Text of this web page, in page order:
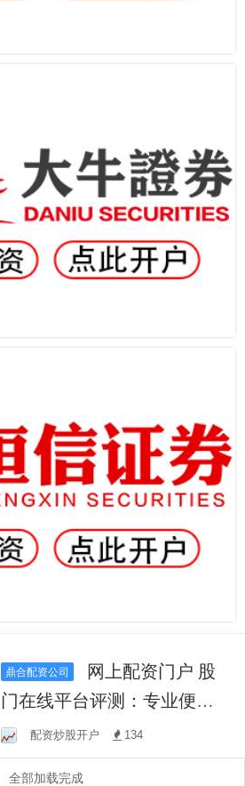
鼎合配资公司
门在线平台评测：专业便
捷，投资者必备利器，好不
好用了就知道！
配资炒股开户 134
全部加载完成